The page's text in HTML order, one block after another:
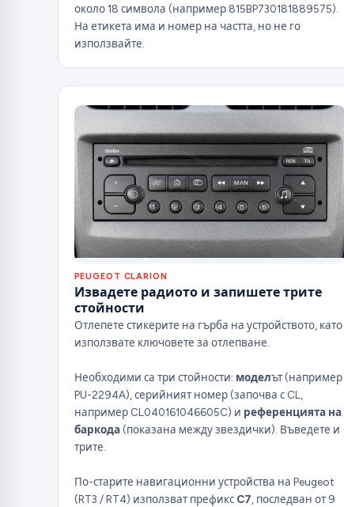
около 18 символа (например 815BP730181889575).
На етикета има и номер на частта, но не го
използвайте.
PEUGEOT CLARION
Извадете радиото и запишете трите
стойности
Отлепете стикерите на гърба на устройството, като
използвате ключовете за отлепване.
Необходими са три стойности: моделът (например
PU-2294A), серийният номер (започва с CL,
например CL040161046605C) и референцията на
баркода(показана между звездички). Въведете и
трите.
По-старите навигационни устройства на Peugeot
(RT3 / RT4) използват префикс C7, последван от 9